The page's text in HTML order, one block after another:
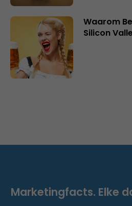
Waarom
Silicon
Marketingfacts. Elke